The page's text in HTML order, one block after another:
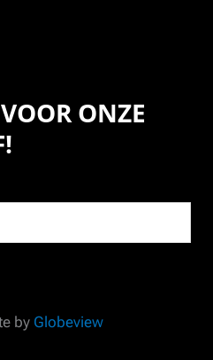
ONZE
by Globeview